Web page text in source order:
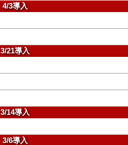
4/3導入
3/21導入
3/14導入
3/6導入